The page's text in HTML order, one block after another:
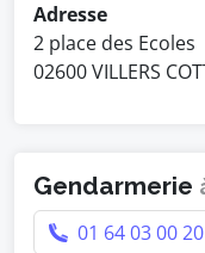
Adresse
2 place des Ecoles
02600 VILLERS
Gendarmerie
01 64 03 00 20